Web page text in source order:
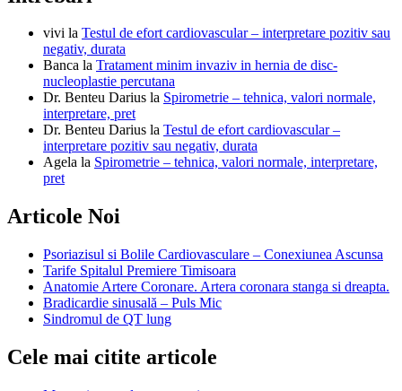
vivi la Testul de efort cardiovascular – interpretare pozitiv sau
negativ, durata
Banca la Tratament minim invaziv in hernia de disc-
nucleoplastie percutana
Dr. Benteu Darius la Spirometrie – tehnica, valori normale,
interpretare, pret
Dr. Benteu Darius la Testul de efort cardiovascular –
interpretare pozitiv sau negativ, durata
Agela la Spirometrie – tehnica, valori normale, interpretare,
pret
Articole Noi
Psoriazisul si Bolile Cardiovasculare – Conexiunea Ascunsa
Tarife Spitalul Premiere Timisoara
Anatomie Artere Coronare. Artera coronara stanga si dreapta.
Bradicardie sinusală – Puls Mic
Sindromul de QT lung
Cele mai citite articole